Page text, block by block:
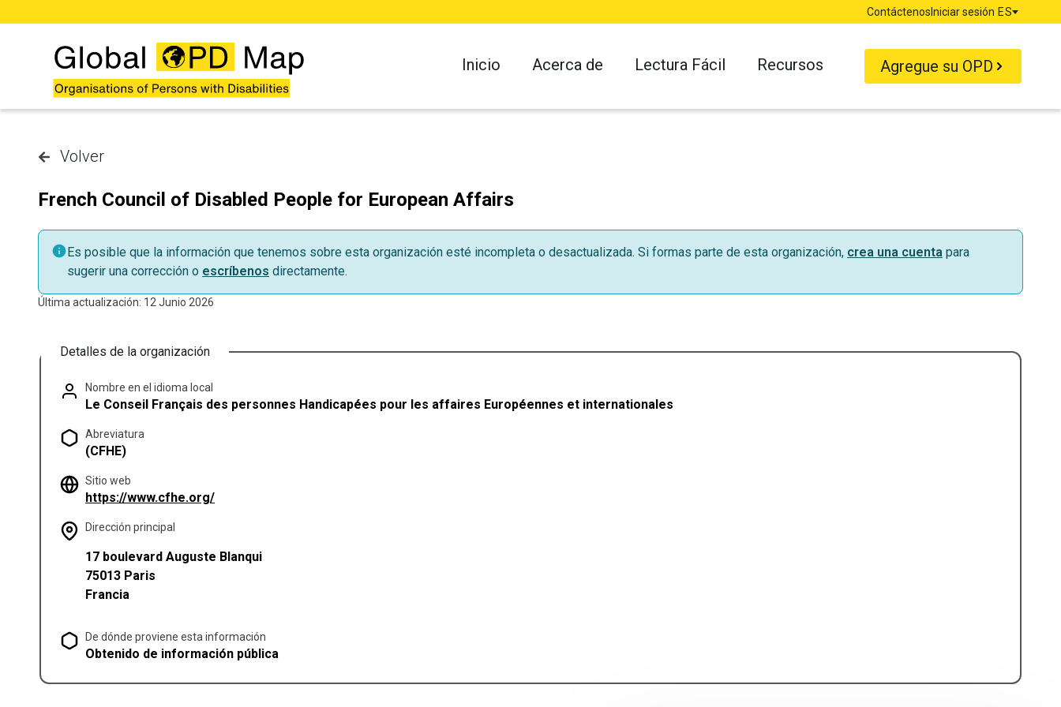
ContáctenosIniciar sesión
Idioma
ES
Inicio Acerca de Lectura Fácil Recursos Agregue su OPD
Volver
French Council of Disabled People for European Affairs
Es posible que la información que tenemos sobre esta organización esté incompleta o desactualizada. Si formas parte de esta organización, crea una cuenta para
sugerir una corrección o escríbenos directamente.
Última actualización: 12 Junio 2026
Detalles de la organización
Nombre en el idioma local
Le Conseil Français des personnes Handicapées pour les affaires Européennes et internationales
Abreviatura
(CFHE)
Sitio web
https://www.cfhe.org/(se abre en una pestaña nueva)
Dirección principal
17 boulevard Auguste Blanqui
75013 Paris
Francia
De dónde proviene esta información
Obtenido de información pública